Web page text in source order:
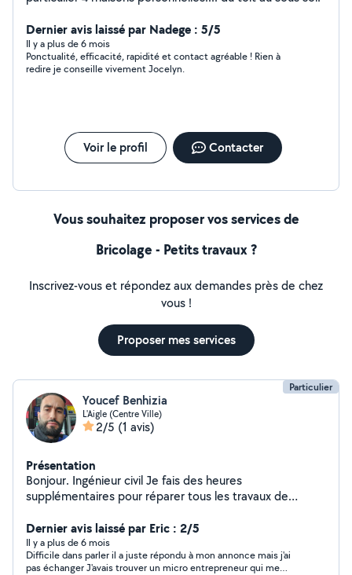
Dernier avis laissé par Nadege : 5/5
Il y a plus de 6 mois
Ponctualité, efficacité, rapidité et contact agréable ! Rien à
redire je conseille vivement Jocelyn.
Voir le profil Contacter
Vous souhaitez proposer vos services de
Bricolage - Petits travaux ?
Inscrivez-vous et répondez aux demandes près de chez
vous !
Proposer mes services
Particulier
Youcef Benhizia
L'Aigle (Centre Ville)
2/5 (1 avis)
Présentation
Bonjour. Ingénieur civil Je fais des heures
supplémentaires pour réparer tous les travaux de
changement de vitres. Installation de fenêtres et de
portes. Il se spécialise également dans le nettoyage et
la décoration de jardins.merci
Dernier avis laissé par Eric : 2/5
Il y a plus de 6 mois
Difficile dans parler il a juste répondu à mon annonce mais j'ai
pas échanger J'avais trouver un micro entrepreneur qui me